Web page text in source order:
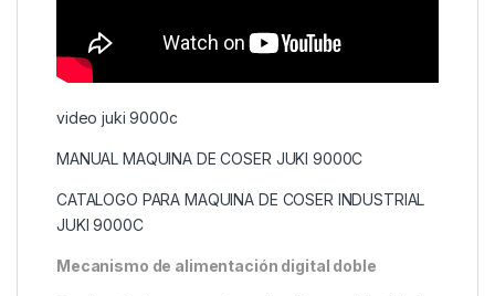
video juki 9000c
MANUAL MAQUINA DE COSER JUKI 9000C
CATALOGO PARA MAQUINA DE COSER INDUSTRIAL
JUKI 9000C
Mecanismo de alimentación digital doble